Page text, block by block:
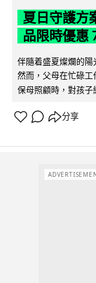
夏日守護方
品限時優惠
伴隨着盛夏燦爛的陽
然而，父母在忙碌
保母照顧時，對孩
分享